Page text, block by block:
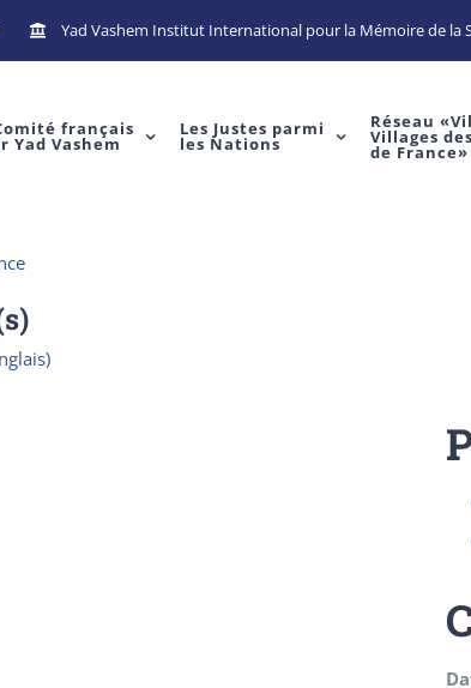
Yad Vashem Institut International pour la Mémoire de la
français
Yad Vashem
Les Justes parmi
les Nations
Réseau
Villages
de France»